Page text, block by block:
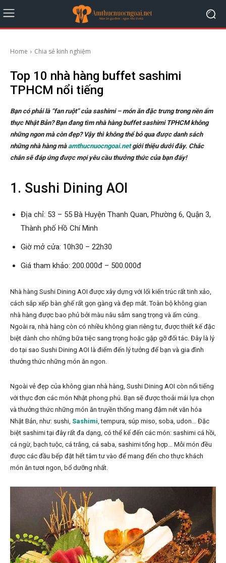
Home Chia sẻ kinh nghiệm
Top 10 nhà hàng buffet sashimi
TPHCM nổi tiếng
Bạn có phải là “fan ruột” của sashimi – món ăn đặc trưng trong nền ẩm
thực Nhật Bản? Bạn đang tìm nhà hàng buffet sashimi TPHCM không
những ngon mà còn đẹp? Vậy thì không thể bỏ qua được danh sách
những nhà hàng màamthucnuocngoai.netgiới thiệu dưới đây. Chắc
chắn sẽ đáp ứng được mọi yêu cầu thưởng thức của bạn đấy!
1. Sushi Dining AOI
Địa chỉ: 53 – 55 Bà Huyện Thanh Quan, Phường 6, Quận 3,
Thành phố Hồ Chí Minh
Giờ mở cửa: 10h30 – 22h30
Giá tham khảo: 200.000đ – 500.000đ
Nhà hàng Sushi Dining AOI được xây dựng với lối kiến trúc rất tinh xảo,
cách sắp xếp bàn ghế rất gọn gàng và đẹp mắt. Toàn bộ không gian
nhà hàng được bao phủ bởi màu nâu sẫm sang trọng và ấm cúng.
Ngoài ra, nhà hàng còn có nhiều không gian riêng tư, được thiết kế đặc
biệt dành cho những bữa tiệc sang trọng hoặc gặp gỡ đối tác. Đây là lý
do tại sao Sushi Dining AOI là điểm đến lý tưởng để bạn và gia đình
thưởng thức những món ăn ngon.
Ngoài vẻ đẹp của không gian nhà hàng, Sushi Dining AOI còn nổi tiếng
với thực đơn các món Nhật phong phú. Bạn sẽ được thoải mái lựa chọn
và thưởng thức những món ăn truyền thống mang đậm nét văn hóa
Nhật Bản, như: sushi, Sashimi, tempura, súp miso, soba, udon… Đặc
biệt sashimi tại đây rất đa dạng, có thể kể đến các món: sashimi cá hồi,
cá ngừ, bạch tuộc, cá trắng, cá saba, sashimi tổng hợp… Mỗi món đều
được các đầu bếp đặt hết tâm tư vào để mang đến cho thực khách
món ăn tươi ngon, bổ dưỡng nhất.